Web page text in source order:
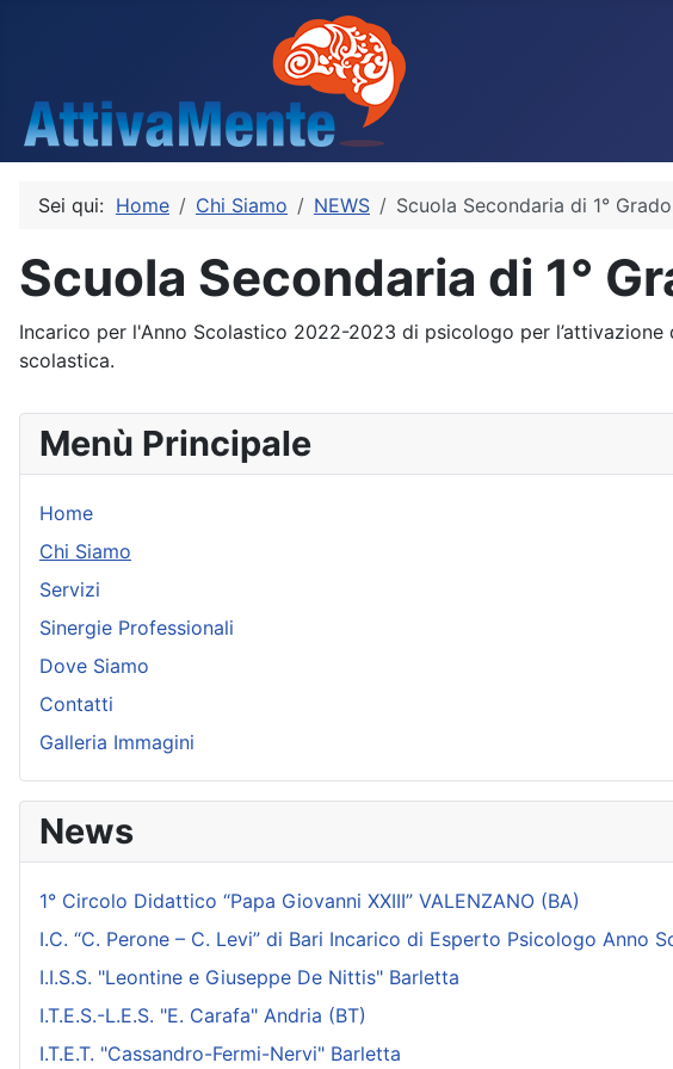
Sei qui: Home Chi Siamo NEWS Scuola Secondaria di 1°
Scuola Secondaria di 1°
Incarico per l'Anno Scolastico 2022-2023 di psicologo per
scolastica.
Menù Principale
Home
Chi Siamo
Servizi
Sinergie Professionali
Dove Siamo
Contatti
Galleria Immagini
News
1° Circolo Didattico “Papa Giovanni XXIII” VALENZANO (BA)
I.C. “C. Perone – C. Levi” di Bari Incarico di Esperto Psicologo Anno
I.I.S.S. "Leontine e Giuseppe De Nittis" Barletta
I.T.E.S.-L.E.S. "E. Carafa" Andria (BT)
I.T.E.T. "Cassandro-Fermi-Nervi" Barletta